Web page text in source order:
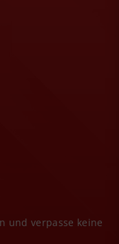
und verpasse keine